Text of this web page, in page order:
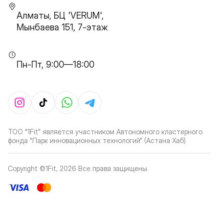
Алматы, БЦ 'VERUM',
Мынбаева 151, 7-этаж
Пн-Пт, 9:00—18:00
ТОО "1Fit" является участником Автономного кластерного
фонда "Парк инновационных технологий" (Астана Хаб)
Copyright ©1Fit, 2026 Все права защищены.